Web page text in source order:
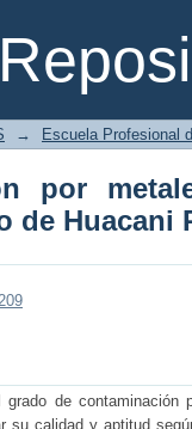
por metales
→ Escuela Profesional
por
de Huacani
de
su calidad y aptitud